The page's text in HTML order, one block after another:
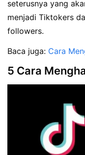
seterusnya yang
menjadi Tiktokers
followers.
Baca juga: Cara
5 Cara